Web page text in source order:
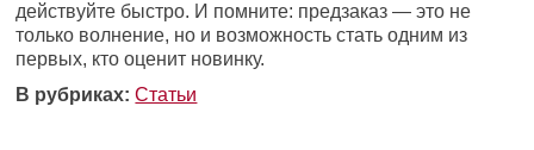
действуйте быстро. И помните: предзаказ — это не
только волнение, но и возможность стать одним из
первых, кто оценит новинку.
В рубриках: Статьи